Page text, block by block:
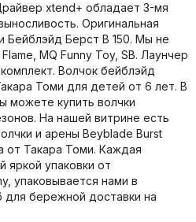
xtend+ обладает 3-мя
Оригинальная
Бейблэйд Берст B 150. Мы не
MQ Funny Toy, SB. Лаунчер
Волчок бейблэйд
Томи для детей от 6 лет. В
можете купить волчки
На нашей витрине есть
и арены Beyblade Burst
от Такара Томи. Каждая
яркой упаковки от
упаковывается нами в
для бережной доставки на